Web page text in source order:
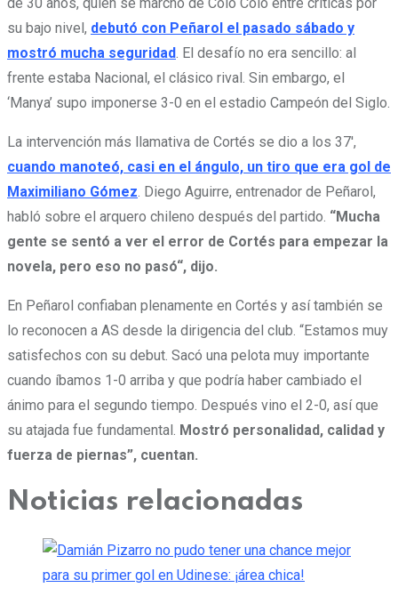
su bajo nivel, debutó con Peñarol el pasado sábado y
mostró mucha seguridad . El desafío no era sencillo: al
frente estaba Nacional, el clásico rival. Sin embargo, el
‘Manya’ supo imponerse 3-0 en el estadio Campeón del Siglo.
La intervención más llamativa de Cortés se dio a los 37′,
cuando manoteó, casi en el ángulo, un tiro que era gol de
Maximiliano Gómez . Diego Aguirre, entrenador de Peñarol,
habló sobre el arquero chileno después del partido. “Mucha
gente se sentó a ver el error de Cortés para empezar la
novela, pero eso no pasó“, dijo.
En Peñarol confiaban plenamente en Cortés y así también se
lo reconocen a AS desde la dirigencia del club. “Estamos muy
satisfechos con su debut. Sacó una pelota muy importante
cuando íbamos 1-0 arriba y que podría haber cambiado el
ánimo para el segundo tiempo. Después vino el 2-0, así que
su atajada fue fundamental. Mostró personalidad, calidad y
fuerza de piernas”, cuentan.
Noticias relacionadas